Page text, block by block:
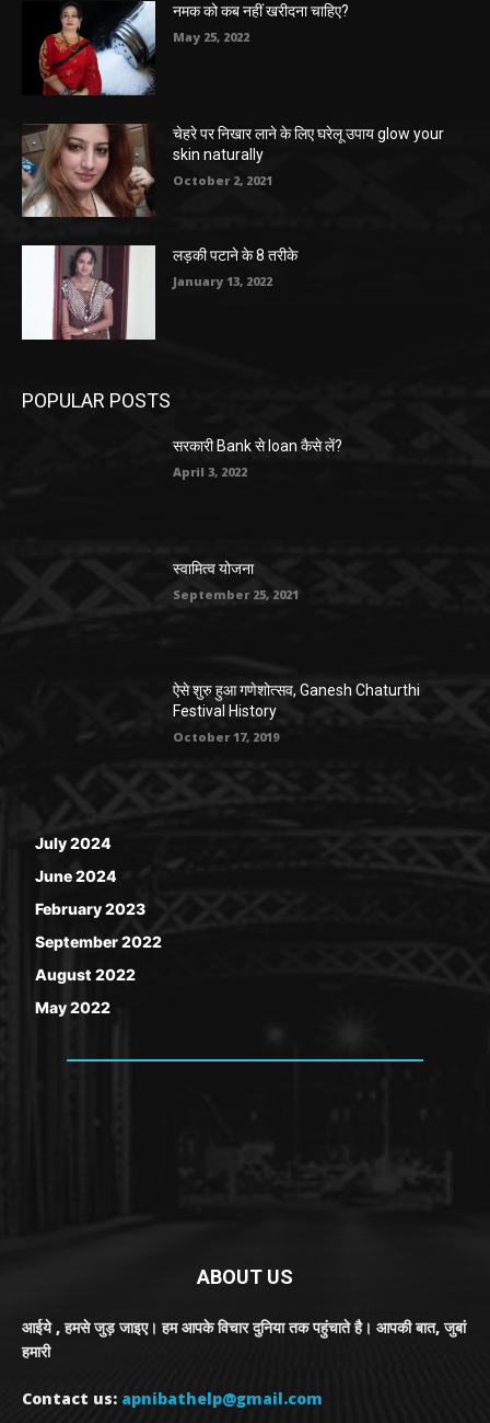
नमक को कब नहीं खरीदना चाहिए?
May 25, 2022
चेहरे पर निखार लाने के लिए घरेलू उपाय glow your
skin naturally
October 2, 2021
लड़की पटाने के 8 तरीके
January 13, 2022
POPULAR POSTS
सरकारी Bank से loan कैसे लें?
April 3, 2022
स्वामित्व योजना
September 25, 2021
ऐसे शुरु हुआ गणेशोत्सव, Ganesh Chaturthi
Festival History
October 17, 2019
July 2024
June 2024
February 2023
September 2022
August 2022
May 2022
ABOUT US
आईये , हमसे जुड़ जाइए। हम आपके विचार दुनिया तक पहुंचाते है। आपकी बात, जुबां
हमारी
Contact us: apnibathelp@gmail.com